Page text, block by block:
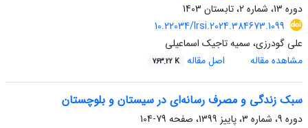
دوره 13، شماره 2، تابستان 1403
10.22034/lrsi.2024.384673.1099
علی گودرزی، سمیه تاجیک اسماعیلی
مشاهده مقاله
اصل مقاله 763.22 K
سبک زندگی و مصرف رسانه‌ای در سیستان و بلوچستان
دوره 9، شماره 3، پاییز 1399، صفحه
79-104